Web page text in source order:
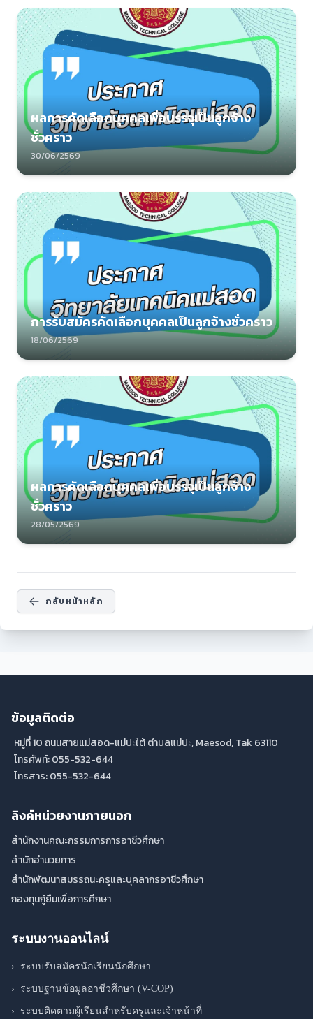
ผลการคัดเลือกบุคคลเพื่อบรรจุเป็นลูกจ้าง
ชั่วคราว
30/06/2569
การรับสมัครคัดเลือกบุคคลเป็นลูกจ้างชั่วคราว
18/06/2569
ผลการคัดเลือกบุคคลเพื่อบรรจุเป็นลูกจ้าง
ชั่วคราว
28/05/2569
กลับหน้าหลัก
ข้อมูลติดต่อ
หมู่ที่ 10 ถนนสายแม่สอด-แม่ปะใต้ ตำบลแม่ปะ, Maesod, Tak 63110
โทรศัพท์: 055-532-644
โทรสาร: 055-532-644
ลิงค์หน่วยงานภายนอก
สำนักงานคณะกรรมการการอาชีวศึกษา
สำนักอำนวยการ
สำนักพัฒนาสมรรถนะครูและบุคลากรอาชีวศึกษา
กองทุนกู้ยืมเพื่อการศึกษา
ระบบงานออนไลน์
› ระบบรับสมัครนักเรียนนักศึกษา
› ระบบฐานข้อมูลอาชีวศึกษา (V-COP)
› ระบบติดตามผู้เรียนสำหรับครูและเจ้าหน้าที่